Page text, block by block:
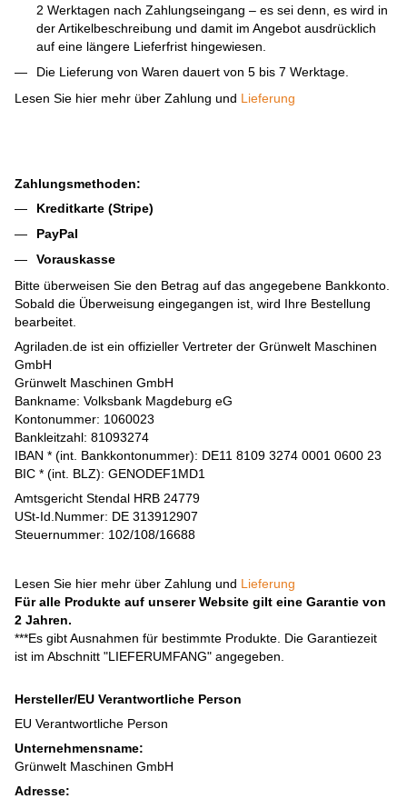
2 Werktagen nach Zahlungseingang – es sei denn, es wird in
der Artikelbeschreibung und damit im Angebot ausdrücklich
auf eine längere Lieferfrist hingewiesen.
Die Lieferung von Waren dauert von 5 bis 7 Werktage.
Lesen Sie hier mehr über Zahlung und Lieferung
Zahlungsmethoden:
Kreditkarte (Stripe)
PayPal
Vorauskasse
Bitte überweisen Sie den Betrag auf das angegebene Bankkonto.
Sobald die Überweisung eingegangen ist, wird Ihre Bestellung
bearbeitet.
Agriladen.de ist ein offizieller Vertreter der Grünwelt Maschinen
GmbH
Grünwelt Maschinen GmbH
Bankname: Volksbank Magdeburg eG
Kontonummer: 1060023
Bankleitzahl: 81093274
IBAN * (int. Bankkontonummer): DE11 8109 3274 0001 0600 23
BIC * (int. BLZ): GENODEF1MD1
Amtsgericht Stendal HRB 24779
USt-Id.Nummer: DE 313912907
Steuernummer: 102/108/16688
Lesen Sie hier mehr über Zahlung und Lieferung
Für alle Produkte auf unserer Website gilt eine Garantie von
2 Jahren.
***Es gibt Ausnahmen für bestimmte Produkte. Die Garantiezeit
ist im Abschnitt "LIEFERUMFANG" angegeben.
Hersteller/EU Verantwortliche Person
EU Verantwortliche Person
Unternehmensname:
Grünwelt Maschinen GmbH
Adresse: